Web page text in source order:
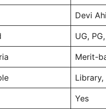
Devi
UG,
Merit-
Yes